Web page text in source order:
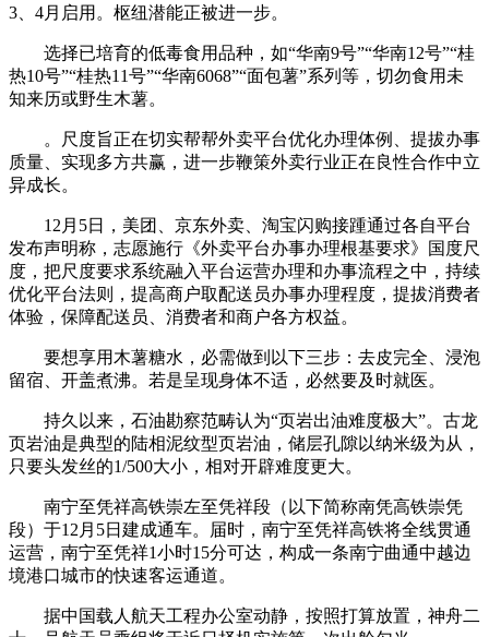
3、4月启用。枢纽潜能正被进一步。
选择已培育的低毒食用品种，如“华南9号”“华南12号”“桂
热10号”“桂热11号”“华南6068”“面包薯”系列等，切勿食用未
知来历或野生木薯。
。尺度旨正在切实帮帮外卖平台优化办理体例、提拔办事
质量、实现多方共赢，进一步鞭策外卖行业正在良性合作中立
异成长。
12月5日，美团、京东外卖、淘宝闪购接踵通过各自平台
发布声明称，志愿施行《外卖平台办事办理根基要求》国度尺
度，把尺度要求系统融入平台运营办理和办事流程之中，持续
优化平台法则，提高商户取配送员办事办理程度，提拔消费者
体验，保障配送员、消费者和商户各方权益。
要想享用木薯糖水，必需做到以下三步：去皮完全、浸泡
留宿、开盖煮沸。若是呈现身体不适，必然要及时就医。
持久以来，石油勘察范畴认为“页岩出油难度极大”。古龙
页岩油是典型的陆相泥纹型页岩油，储层孔隙以纳米级为从，
只要头发丝的1/500大小，相对开辟难度更大。
南宁至凭祥高铁崇左至凭祥段（以下简称南凭高铁崇凭
段）于12月5日建成通车。届时，南宁至凭祥高铁将全线贯通
运营，南宁至凭祥1小时15分可达，构成一条南宁曲通中越边
境港口城市的快速客运通道。
据中国载人航天工程办公室动静，按照打算放置，神舟二